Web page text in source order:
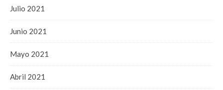
Julio 2021
Junio 2021
Mayo 2021
Abril 2021